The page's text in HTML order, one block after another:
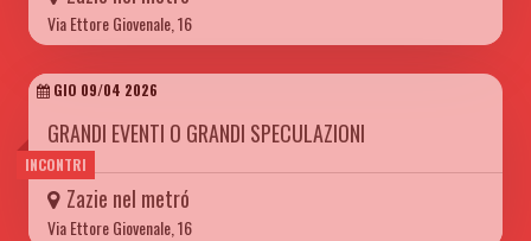
Via Ettore Giovenale, 16
INCONTRI
GIO 09/04 2026
GRANDI EVENTI O GRANDI SPECULAZIONI
Zazie nel metró
Via Ettore Giovenale, 16